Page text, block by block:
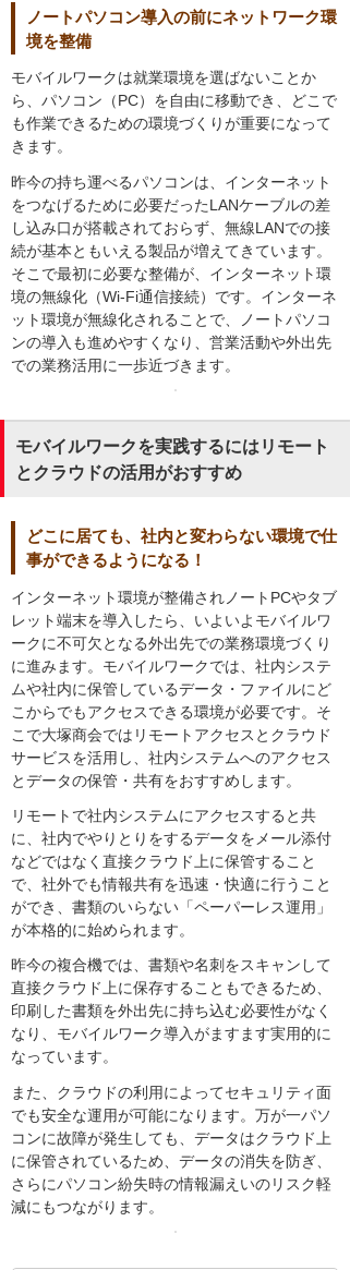
ノートパソコン導入の前にネットワーク環
境を整備
モバイルワークは就業環境を選ばないことか
ら、パソコン（PC）を自由に移動でき、どこで
も作業できるための環境づくりが重要になって
きます。
昨今の持ち運べるパソコンは、インターネット
をつなげるために必要だったLANケーブルの差
し込み口が搭載されておらず、無線LANでの接
続が基本ともいえる製品が増えてきています。
そこで最初に必要な整備が、インターネット環
境の無線化（Wi-Fi通信接続）です。インターネ
ット環境が無線化されることで、ノートパソコ
ンの導入も進めやすくなり、営業活動や外出先
での業務活用に一歩近づきます。
モバイルワークを実践するにはリモート
とクラウドの活用がおすすめ
どこに居ても、社内と変わらない環境で仕
事ができるようになる！
インターネット環境が整備されノートPCやタブ
レット端末を導入したら、いよいよモバイルワ
ークに不可欠となる外出先での業務環境づくり
に進みます。モバイルワークでは、社内システ
ムや社内に保管しているデータ・ファイルにど
こからでもアクセスできる環境が必要です。そ
こで大塚商会ではリモートアクセスとクラウド
サービスを活用し、社内システムへのアクセス
とデータの保管・共有をおすすめします。
リモートで社内システムにアクセスすると共
に、社内でやりとりをするデータをメール添付
などではなく直接クラウド上に保管すること
で、社外でも情報共有を迅速・快適に行うこと
ができ、書類のいらない「ペーパーレス運用」
が本格的に始められます。
昨今の複合機では、書類や名刺をスキャンして
直接クラウド上に保存することもできるため、
印刷した書類を外出先に持ち込む必要性がなく
なり、モバイルワーク導入がますます実用的に
なっています。
また、クラウドの利用によってセキュリティ面
でも安全な運用が可能になります。万が一パソ
コンに故障が発生しても、データはクラウド上
に保管されているため、データの消失を防ぎ、
さらにパソコン紛失時の情報漏えいのリスク軽
減にもつながります。